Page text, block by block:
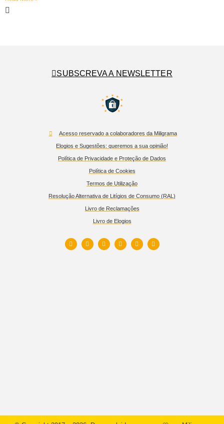
SUBSCREVA A NEWSLETTER
Acesso reservado a colaboradores da Miligrama
Elogios e Sugestões: queremos a sua opinião!
Política de Privacidade e Proteção de Dados
Política de Cookies
Termos de Utilização
Resolução Alternativa de Litígios de Consumo (RAL)
Livro de Reclamações
Livro de Elogios